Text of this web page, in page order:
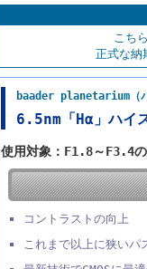
こち
正式な納
baader planetarium（バ
6.5nm「Hα」ハイ
使用対象：F1.8～F3.4
コントラストの向上
これまで以上に狭いパ